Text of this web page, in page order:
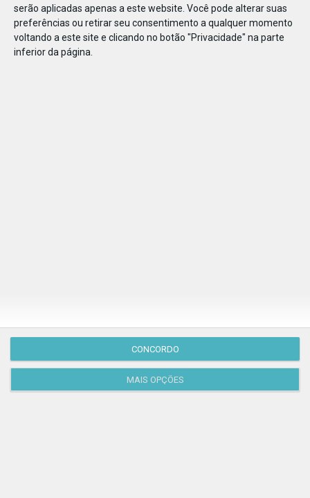
serão aplicadas apenas a este website. Você pode alterar suas
preferências ou retirar seu consentimento a qualquer momento
voltando a este site e clicando no botão "Privacidade" na parte
inferior da página.
MAIS OPÇÕES
CONCORDO